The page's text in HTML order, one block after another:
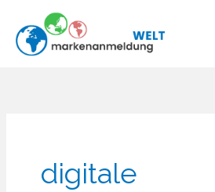
Inhalt
springen
digitale